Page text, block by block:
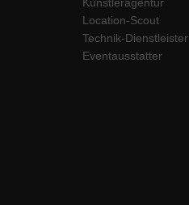
Location-Scout
Technik-Dienstleister
Eventausstatter